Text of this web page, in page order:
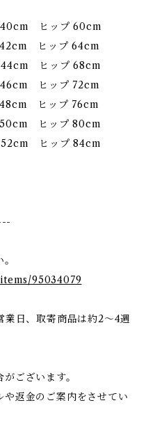
ヒップ 60cm
ヒップ 64cm
ヒップ 68cm
ヒップ 72cm
ヒップ 76cm
ヒップ 80cm
ヒップ 84cm
95034079
日、取寄商品は約2〜4週
ございます。
返金のご案内をさせてい